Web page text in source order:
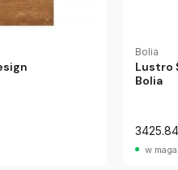
Bolia
Lustro
Bolia
w